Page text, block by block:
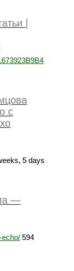
|
с
5 days
—
echo/ 594